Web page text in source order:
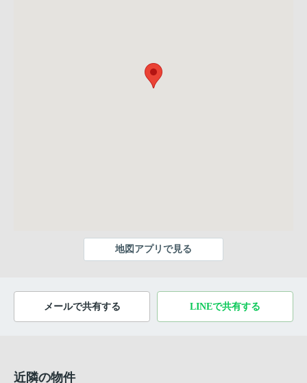
地図アプリで見る
メールで共有する LINEで共有する
近隣の物件